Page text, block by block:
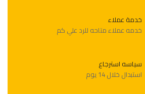
خدمة عملاء
خدمه عملاء متاحه للرد علي كم
سياسه استرجاع
استبدال خلال 14 يوم